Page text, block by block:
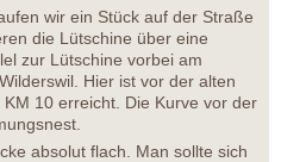
wir ein Stück auf der Straße
die Lütschine über eine
zur Lütschine vorbei am
Hier ist vor der alten
10 erreicht. Die Kurve vor der
absolut flach. Man sollte sich